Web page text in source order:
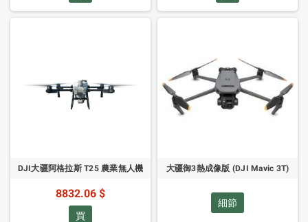
DJI大疆阿格拉斯 T25 農業無人機
8832.06 $
買
大疆御3熱成像版 (DJI Mavic 3T)
細節